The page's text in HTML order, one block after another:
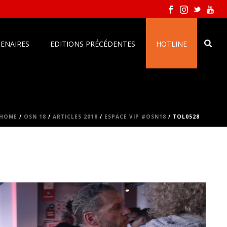
EDITIONS PRÉCÉDENTES HOTLINE
/ OSN 18 / ARTICLES 2018 / ESPACE VIP #OSN18 / TOL0528